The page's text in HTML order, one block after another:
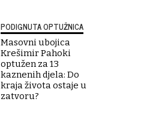
PODIGNUTA OPTUŽNICA
Masovni ubojica
Krešimir Pahoki
optužen za 13
kaznenih djela: Do
kraja života ostaje u
zatvoru?